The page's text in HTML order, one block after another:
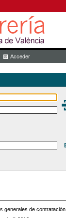
Acceder
generales de contratación